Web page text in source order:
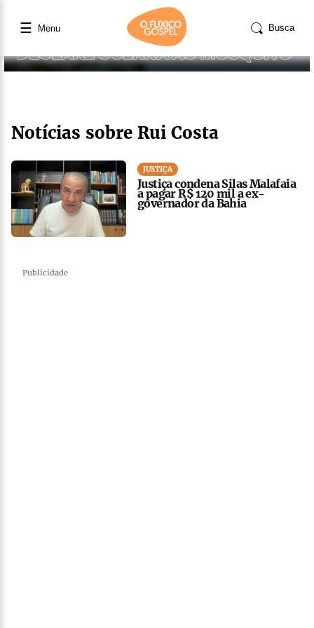
☰ Menu Busca
Notícias sobre Rui Costa
JUSTIÇA
Justiça condena Silas Malafaia
a pagar R$ 120 mil a ex-
governador da Bahia
Publicidade